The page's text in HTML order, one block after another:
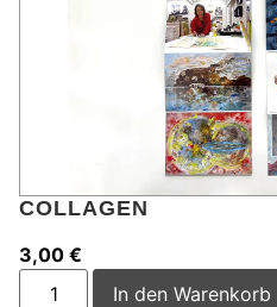
COLLAGEN
3,00 €
In den Warenkorb